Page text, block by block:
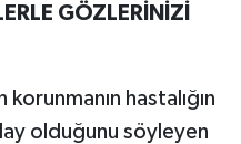
GÖZLERİNİZİ
hastalığın
olduğunu söyleyen